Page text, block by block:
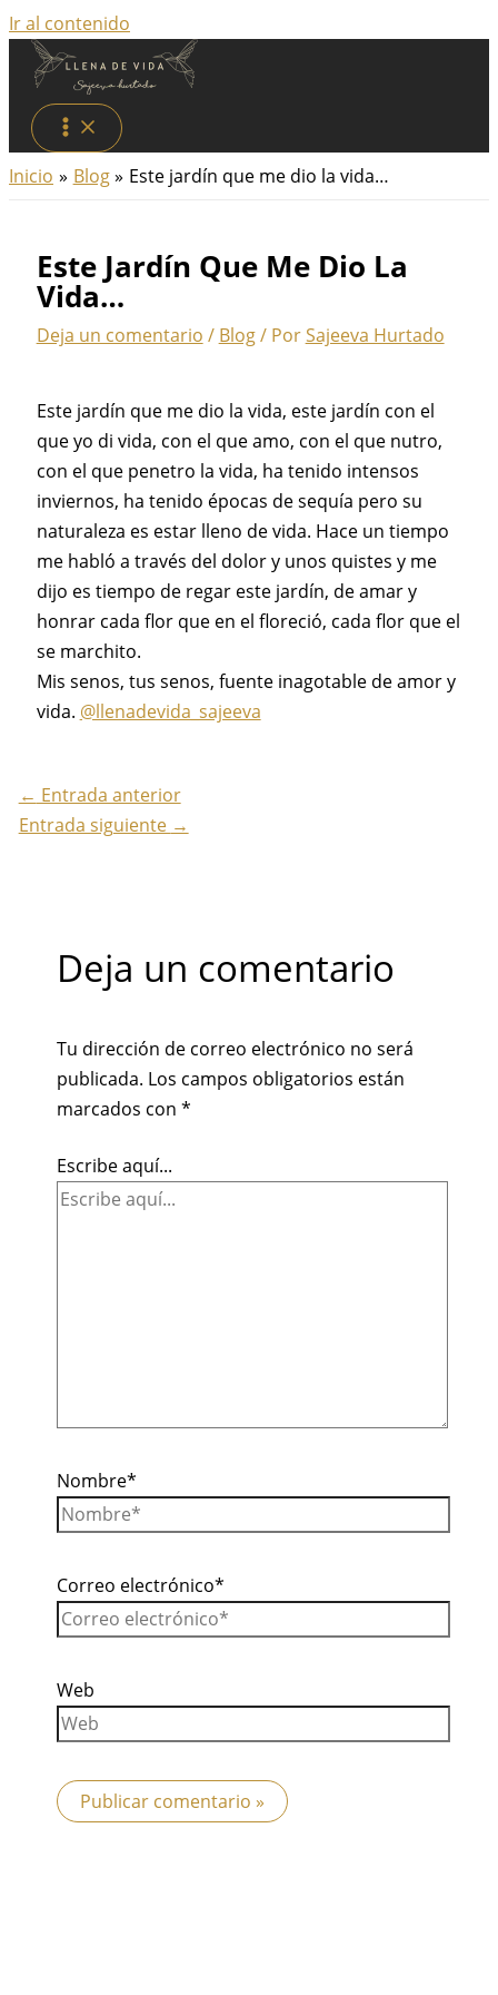
Ir al contenido
Inicio Blog Este jardín que me dio la vida…
Este Jardín Que Me Dio La
Vida…
Deja un comentario / Blog/ PorSajeeva Hurtado
Este jardín que me dio la vida, este jardín con el
que yo di vida, con el que amo, con el que nutro,
con el que penetro la vida, ha tenido intensos
inviernos, ha tenido épocas de sequía pero su
naturaleza es estar lleno de vida. Hace un tiempo
me habló a través del dolor y unos quistes y me
dijo es tiempo de regar este jardín, de amar y
honrar cada flor que en el floreció, cada flor que el
se marchito.
Mis senos, tus senos, fuente inagotable de amor y
vida. @llenadevida_sajeeva
← Entrada anterior
Entrada siguiente →
Deja un comentario
Tu dirección de correo electrónico no será
publicada. Los campos obligatorios están
marcados con *
Escribe aquí...
Nombre*
Correo electrónico*
Web